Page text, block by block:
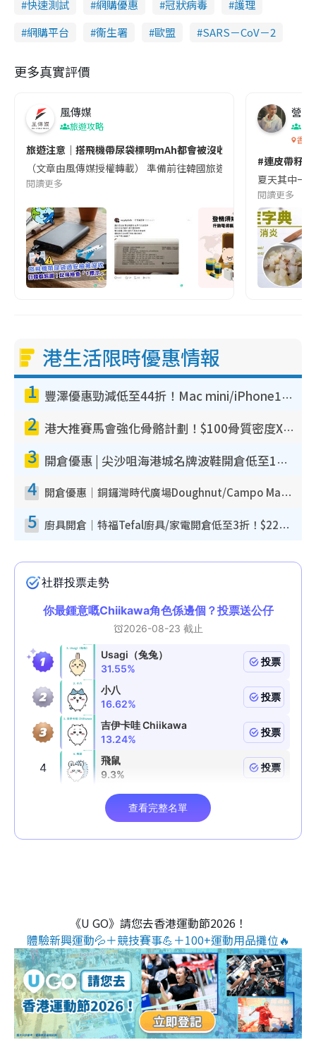
快速測試
網購優惠 冠狀病毒
護理
網購平台
衞生署 歐盟 SARS－CoV－2
更多真實評價
風傳媒
旅遊攻略
旅遊注意｜搭飛機帶尿袋標明mAh都會被沒收😱出發前切記檢查
（文章由風傳媒授權轉載） 準備前往韓國旅遊的民眾，近期要
閱讀更多
營養
香港
#連皮帶籽
夏天其中一
閱讀更多
港生活限時優惠情報
1 豐澤優惠勁減低至44折！Mac mini/iPhone17Pro大減價！廚房家電$220起
2 港大推賽馬會強化骨骼計劃！$100骨質密度X光檢查 完成免費運動訓練送超市禮券！附參加資格
3 開倉優惠 | 尖沙咀海港城名牌波鞋開倉低至1折！On鞋$899起／Joy&Peace鞋履$98起
4 開倉優惠｜銅鑼灣時代廣場Doughnut/Campo Marzio開倉低至1折！背囊、書包、手袋劈價$200起
5 廚具開倉｜特福Tefal廚具/家電開倉低至3折！$220起買平底鍋/炒鑊/湯煲！電飯煲/吸塵機/燙斗$418起
《U GO》請您去香港運動節2026！
體驗新興運動💦＋競技賽事💪＋100+運動用品攤位🔥